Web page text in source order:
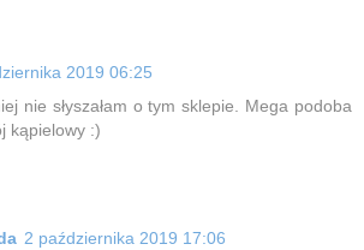
2019 06:25
nie słyszałam o tym sklepie. Mega podoba
kąpielowy :)
2 października 2019 17:06